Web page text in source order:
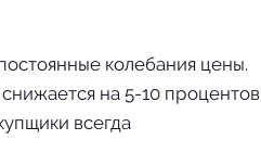
колебания цены.
на 5-10 процентов
всегда